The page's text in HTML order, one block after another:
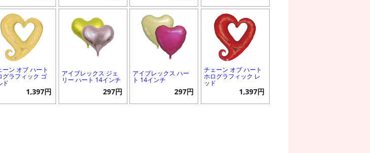
ーン オブ ハート
グラフィック ゴ
ド
1,397円
アイブレックス ジェ
リー ハート 14インチ
297円
アイブレックス ハー
ト 14インチ
297円
チェーン オブ ハート
ホログラフィック レ
ッド
1,397円